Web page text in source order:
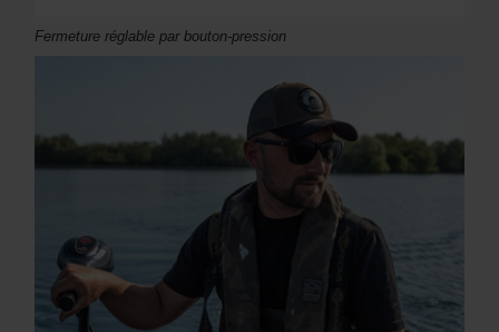
Fermeture réglable par bouton-pression